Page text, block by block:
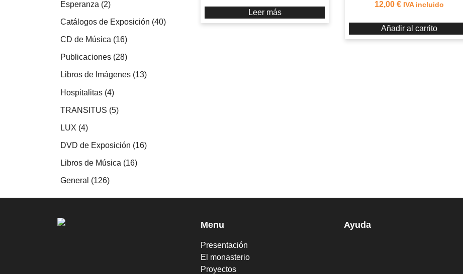
Esperanza 22
Catálogos de Exposición 4040
CD de Música 1616
Publicaciones 2828
Libros de Imágenes 1313
Hospitalitas 44
TRANSITUS 55
LUX 44
DVD de Exposición 1616
Libros de Música 1616
General 126126
Leer más
12,00 € IVA incluido
Añadir al carrito
Menu
Presentación
El monasterio
Proyectos
Ayuda